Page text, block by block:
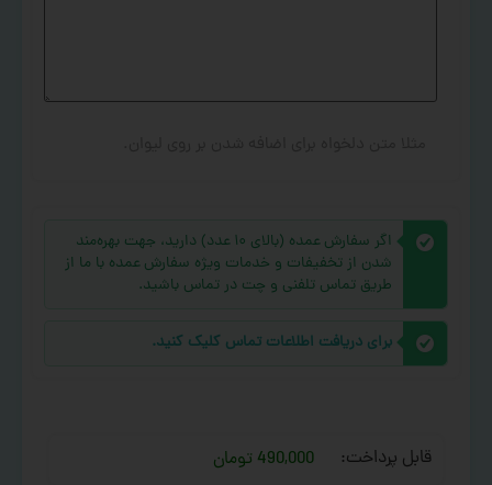
اگر سفارش عمده (بالای ۱۰ عدد) دارید، جهت بهره‌مند
شدن از تخفیفات و خدمات ویژه سفارش عمده با ما از
طریق تماس تلفنی و چت در تماس باشید.
برای دریافت اطلاعات تماس کلیک کنید.
قابل پرداخت: 490,000 تومان